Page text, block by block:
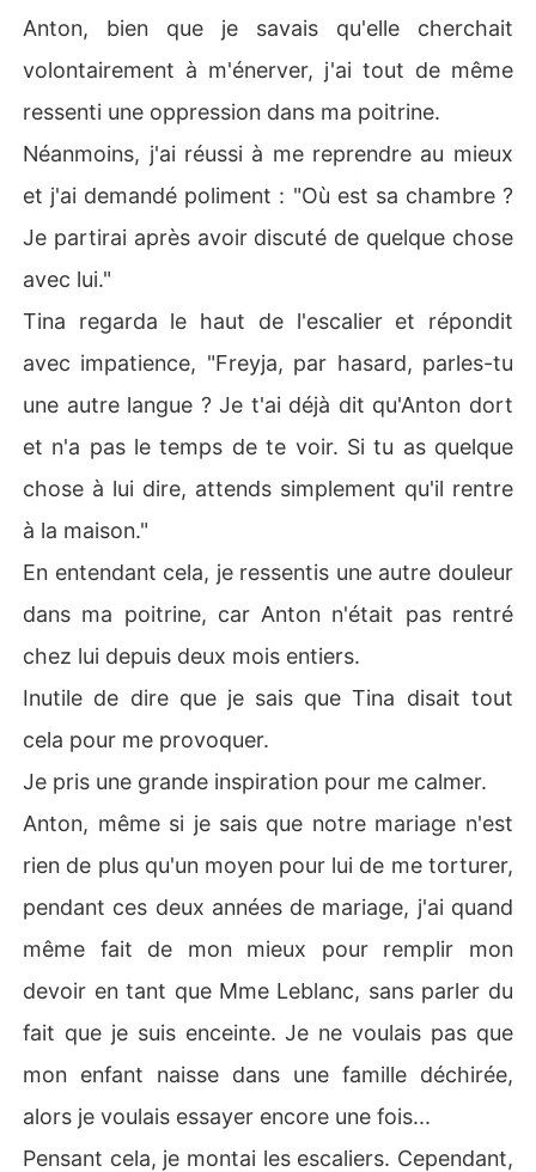
Anton, bien que je savais qu'elle cherchait
volontairement à m'énerver, j'ai tout de même
ressenti une oppression dans ma poitrine.
Néanmoins, j'ai réussi à me reprendre au mieux
et j'ai demandé poliment : "Où est sa chambre ?
Je partirai après avoir discuté de quelque chose
avec lui."
Tina regarda le haut de l'escalier et répondit
avec impatience, "Freyja, par hasard, parles-tu
une autre langue ? Je t'ai déjà dit qu'Anton dort
et n'a pas le temps de te voir. Si tu as quelque
chose à lui dire, attends simplement qu'il rentre
à la maison."
En entendant cela, je ressentis une autre douleur
dans ma poitrine, car Anton n'était pas rentré
chez lui depuis deux mois entiers.
Inutile de dire que je sais que Tina disait tout
cela pour me provoquer.
Je pris une grande inspiration pour me calmer.
Anton, même si je sais que notre mariage n'est
rien de plus qu'un moyen pour lui de me torturer,
pendant ces deux années de mariage, j'ai quand
même fait de mon mieux pour remplir mon
devoir en tant que Mme Leblanc, sans parler du
fait que je suis enceinte. Je ne voulais pas que
mon enfant naisse dans une famille déchirée,
alors je voulais essayer encore une fois...
Pensant cela, je montai les escaliers. Cependant,